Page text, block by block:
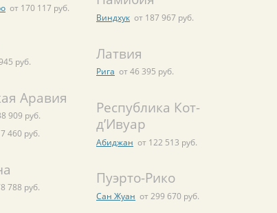
от 170 117 руб.
руб.
Аравия
909 руб.
460 руб.
788 руб.
Виндхук от 187 967 руб.
Латвия
Рига от 46 395 руб.
Республика Кот-
д’Ивуар
Абиджан от 122 513 руб.
Пуэрто-Рико
Сан Жуан от 299 670 руб.